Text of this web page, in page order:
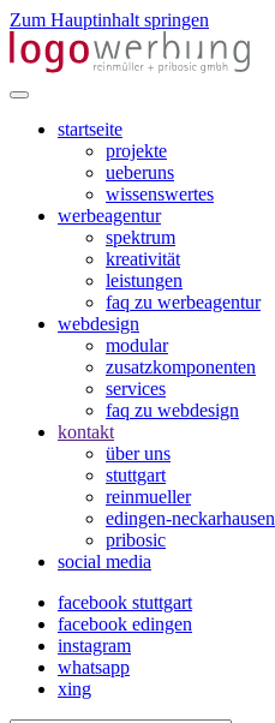
Zum Hauptinhalt springen
startseite
projekte
ueberuns
wissenswertes
werbeagentur
spektrum
kreativität
leistungen
faq zu werbeagentur
webdesign
modular
zusatzkomponenten
services
faq zu webdesign
kontakt
über uns
stuttgart
reinmueller
edingen-neckarhausen
pribosic
social media
facebook stuttgart
facebook edingen
instagram
whatsapp
xing